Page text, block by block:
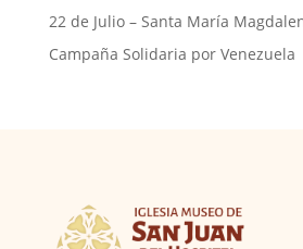
22 de Julio – Santa María
Campaña Solidaria por Venezuela